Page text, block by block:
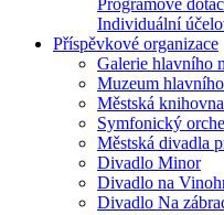
Programové
Individuální
Příspěvkové organizace
Galerie hlavního
Muzeum
Městská
Symfonický
Městská divadla
Divadlo Minor
Divadlo na
Divadlo Na